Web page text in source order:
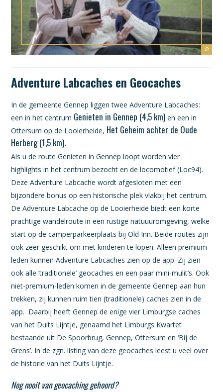
Adventure Labcaches en Geocaches
In de gemeente Gennep liggen twee Adventure Labcaches:
een in het centrum Genieten in Gennep (4,5 km)en een in
Ottersum op de Looierheide, Het Geheim achter de Oude
Herberg (1,5 km).
Als u de route Genieten in Gennep loopt worden vier
highlights in het centrum bezocht en de locomotief (Loc94).
Deze Adventure Labcache wordt afgesloten met een
bijzondere bonus op een historische plek vlakbij het centrum.
De Adventure Labcache op de Looierheide biedt een korte
prachtige wandelroute in een rustige natuuuromgeving, welke
start op de camperparkeerplaats bij Old Inn. Beide routes zijn
ook zeer geschikt om met kinderen te lopen. Alleen premium-
leden kunnen Adventure Labcaches zien op de app. Zij zien
ook alle ‘traditionele’ geocaches en een paar mini-mulit’s. Ook
niet-premium-leden komen in de gemeente Gennep aan hun
trekken, zij kunnen ruim tien (traditionele) caches zien in de
app. Daarbij heeft Gennep de enige vier Limburgse caches
van het Duits Lijntje, genaamd het Limburgs Kwartet
bestaande uit De Spoorbrug, Gennep, Ottersum en ‘Bij de
Grens’. In de zgn. listing van deze geocaches leest u veel over
de historie van het Duits Lijntje.
Nog nooit van geocaching gehoord?